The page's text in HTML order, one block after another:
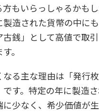
方もいらっしゃるかも
製造された貨幣の中に
古銭」として高値で取
。
る主な理由は「発行
です。特定の年に製造
少なく、希少価値が